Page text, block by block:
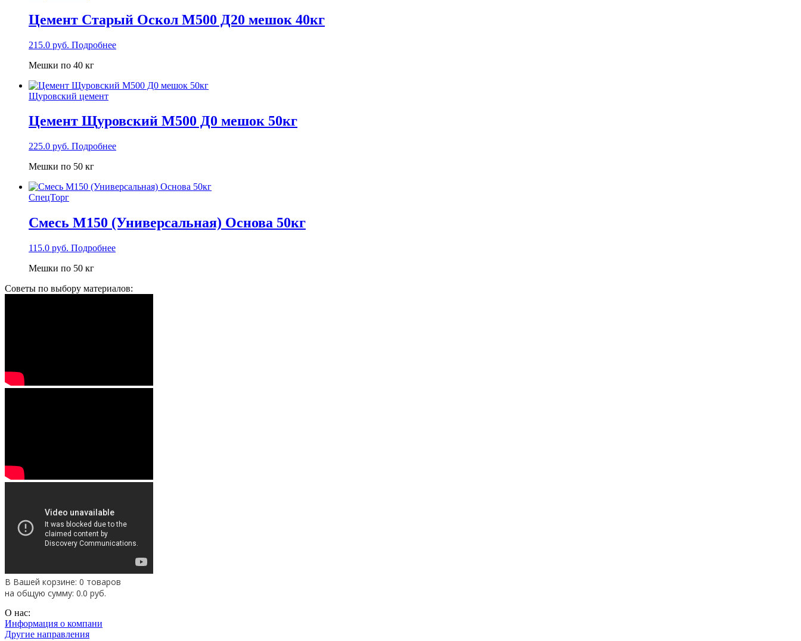
Цемент Старый Оскол М500 Д20 мешок 40кг
215.0 руб. Подробнее
Мешки по 40 кг
Щуровский цемент
Цемент Щуровский М500 Д0 мешок 50кг
225.0 руб. Подробнее
Мешки по 50 кг
СпецТорг
Смесь М150 (Универсальная) Основа 50кг
115.0 руб. Подробнее
Мешки по 50 кг
Советы по выбору материалов:
В Вашей корзине: 0 товаров
на общую сумму: 0.0 руб.
О нас:
Информация о компани
Другие направления